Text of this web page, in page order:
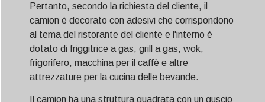
Pertanto, secondo la richiesta del cliente, il
camion è decorato con adesivi che corrispondono
al tema del ristorante del cliente e l'interno è
dotato di friggitrice a gas, grill a gas, wok,
frigorifero, macchina per il caffè e altre
attrezzature per la cucina delle bevande.
Il camion ha una struttura quadrata con un guscio